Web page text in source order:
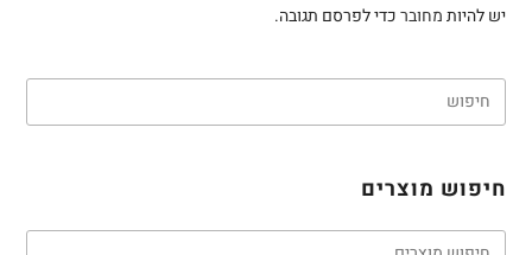
יש להיותמחוברכדי לפרסם תגובה.
חיפוש מוצרים